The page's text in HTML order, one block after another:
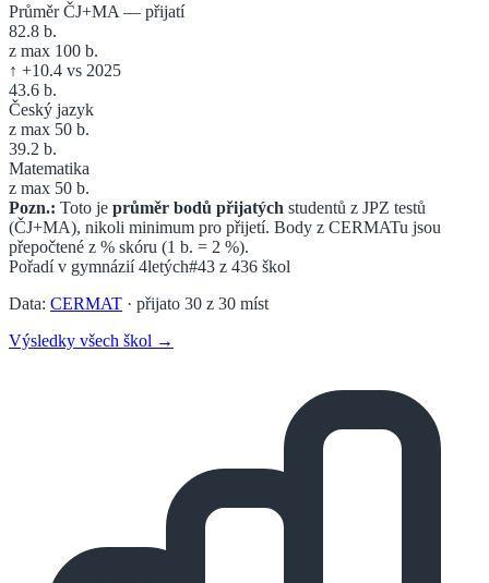
Průměr ČJ+MA — přijatí
82.8 b.
z max 100 b.
↑ +10.4 vs 2025
43.6 b.
Český jazyk
z max 50 b.
39.2 b.
Matematika
z max 50 b.
Pozn.: Toto je průměr bodů přijatých studentů z JPZ testů
(ČJ+MA), nikoli minimum pro přijetí. Body z CERMATu jsou
přepočtené z % skóru (1 b. = 2 %).
Pořadí v gymnázií 4letých#43 z 436 škol
Data: CERMAT · přijato 30 z 30 míst
Výsledky všech škol →